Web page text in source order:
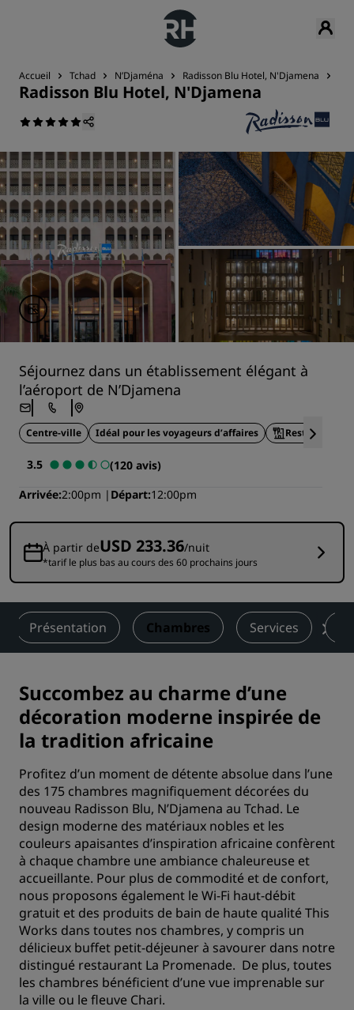
Accueil Tchad N’Djaména Radisson Blu Hotel, N'Djamena
Radisson Blu Hotel, N'Djamena
Séjournez dans un établissement élégant à
l’aéroport de N’Djamena
Centre-ville Idéal pour les voyageurs d’affaires Restauration
3.5
(120 avis)
Arrivée 2:00pm Départ 12:00pm
À partir deUSD 233.36/nuit
*tarif le plus bas au cours des 60 prochains jours
Présentation Chambres Services
Succombez au charme d’une
décoration moderne inspirée de
la tradition africaine
Profitez d’un moment de détente absolue dans l’une
des 175 chambres magnifiquement décorées du
nouveau Radisson Blu, N’Djamena au Tchad. Le
design moderne des matériaux nobles et les
couleurs apaisantes d’inspiration africaine confèrent
à chaque chambre une ambiance chaleureuse et
accueillante. Pour plus de commodité et de confort,
nous proposons également le Wi-Fi haut-débit
gratuit et des produits de bain de haute qualité This
Works dans toutes nos chambres, y compris un
délicieux buffet petit-déjeuner à savourer dans notre
distingué restaurant La Promenade. De plus, toutes
les chambres bénéficient d’une vue imprenable sur
la ville ou le fleuve Chari.